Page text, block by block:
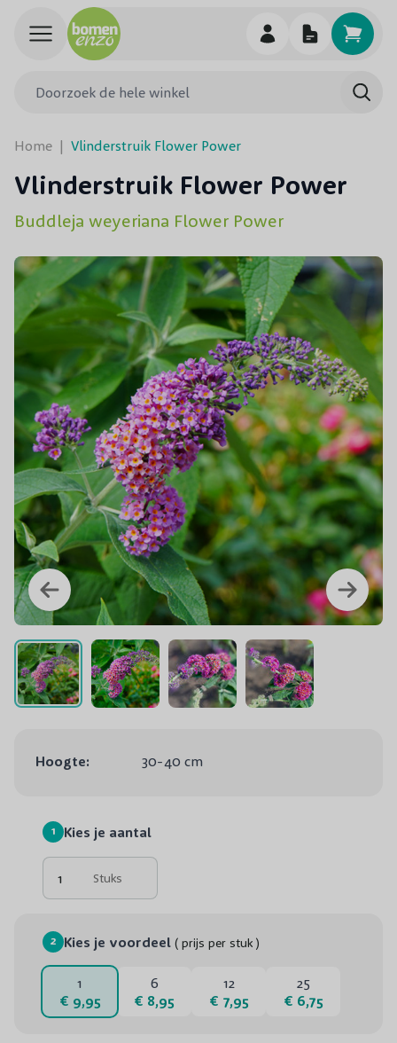
Ga naar de inhoud
Home | Vlinderstruik Flower Power
Vlinderstruik Flower Power
Buddleja weyeriana Flower Power
Hoogte: 30-40 cm
1 Kies je aantal
Stuks
2 Kies je voordeel ( prijs per stuk )
25
€ 6,75
12
€ 7,95
6
€ 8,95
1
€ 9,95